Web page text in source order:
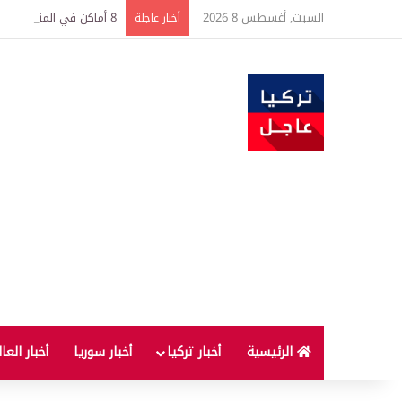
السبت, أغسطس 8 2026 أخبار عاجلة 8 أماكن في المنزل ليست آمنة لحفظ النقود
الرئيسية أخبار تركيا أخبار سوريا أخبار